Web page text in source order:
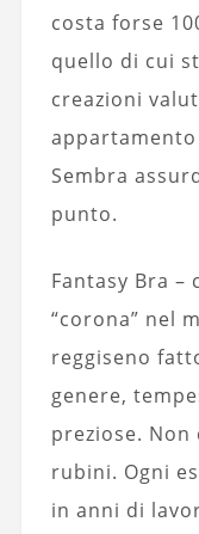
costa forse
quello di cui
creazioni
Sembra
punto.
Fantasy Bra –
“corona” nel
reggiseno
genere,
preziose.
rubini. Ogni
in anni di